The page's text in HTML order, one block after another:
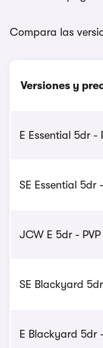
Compara las
Versiones y
E Essential 5dr -
SE Essential 5dr
JCW E 5dr -
SE Blackyard
E Blackyard 5dr